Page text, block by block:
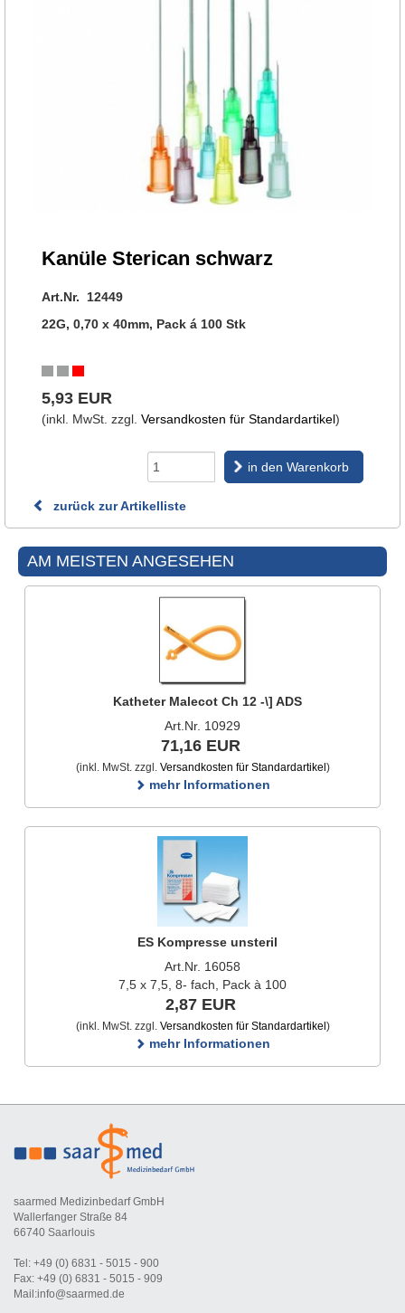
Kanüle Sterican schwarz
Art.Nr. 12449
22G, 0,70 x 40mm, Pack á 100 Stk
5,93 EUR
(inkl. MwSt. zzgl. Versandkosten für Standardartikel)
in den Warenkorb
zurück zur Artikelliste
AM MEISTEN ANGESEHEN
Katheter Malecot Ch 12 -\] ADS
Art.Nr. 10929
71,16 EUR
(inkl. MwSt. zzgl. Versandkosten für Standardartikel )
mehr Informationen
ES Kompresse unsteril
Art.Nr. 16058
7,5 x 7,5, 8- fach, Pack à 100
2,87 EUR
(inkl. MwSt. zzgl. Versandkosten für Standardartikel )
mehr Informationen
saarmed Medizinbedarf GmbH
Wallerfanger Straße 84
66740 Saarlouis
Tel: +49 (0) 6831 - 5015 - 900
Fax: +49 (0) 6831 - 5015 - 909
Mail:info@saarmed.de